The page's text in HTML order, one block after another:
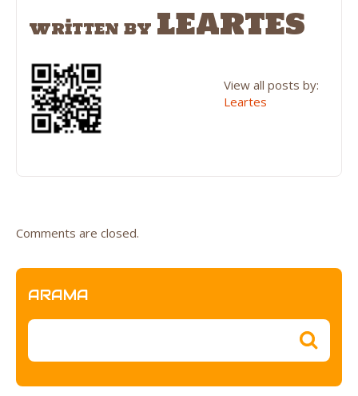
WRITTEN BY LEARTES
View all posts by:
Leartes
Comments are closed.
ARAMA